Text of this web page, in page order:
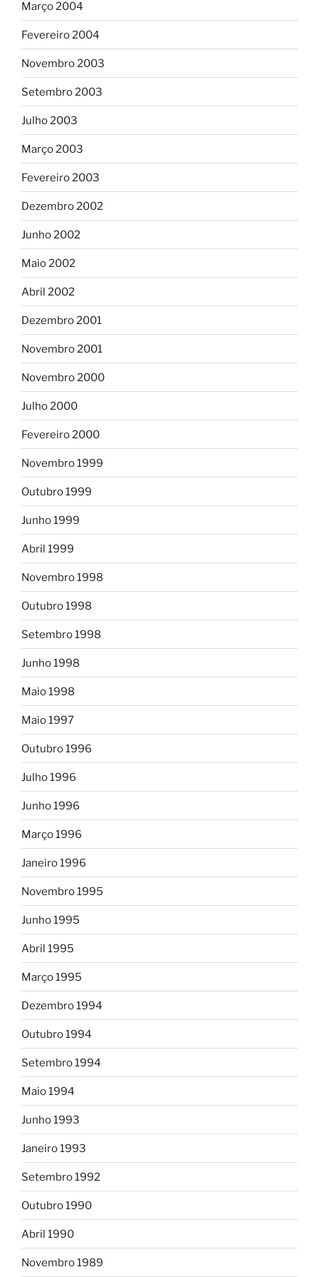
Março 2004
Fevereiro 2004
Novembro 2003
Setembro 2003
Julho 2003
Março 2003
Fevereiro 2003
Dezembro 2002
Junho 2002
Maio 2002
Abril 2002
Dezembro 2001
Novembro 2001
Novembro 2000
Julho 2000
Fevereiro 2000
Novembro 1999
Outubro 1999
Junho 1999
Abril 1999
Novembro 1998
Outubro 1998
Setembro 1998
Junho 1998
Maio 1998
Maio 1997
Outubro 1996
Julho 1996
Junho 1996
Março 1996
Janeiro 1996
Novembro 1995
Junho 1995
Abril 1995
Março 1995
Dezembro 1994
Outubro 1994
Setembro 1994
Maio 1994
Junho 1993
Janeiro 1993
Setembro 1992
Outubro 1990
Abril 1990
Novembro 1989